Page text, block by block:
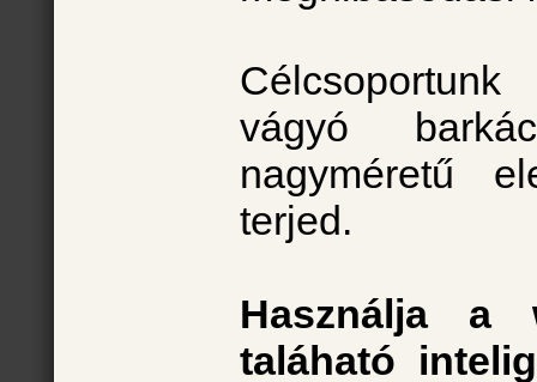
vágyó
nagyméretű
terjed.
Használja a
taláható